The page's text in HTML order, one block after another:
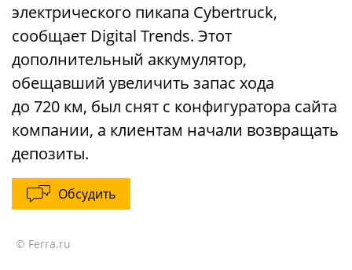
электрического пикапа Cybertruck,
сообщает Digital Trends. Этот
дополнительный аккумулятор,
обещавший увеличить запас хода
до 720 км, был снят с конфигуратора сайта
компании, а клиентам начали возвращать
депозиты.
Обсудить
© Ferra.ru